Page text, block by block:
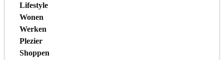
Lifestyle
Wonen
Werken
Plezier
Shoppen